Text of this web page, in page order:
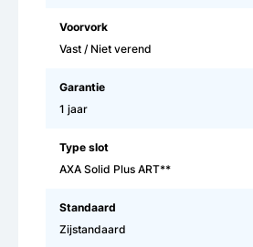
Voorvork
Vast / Niet verend
Garantie
1 jaar
Type slot
AXA Solid Plus ART**
Standaard
Zijstandaard